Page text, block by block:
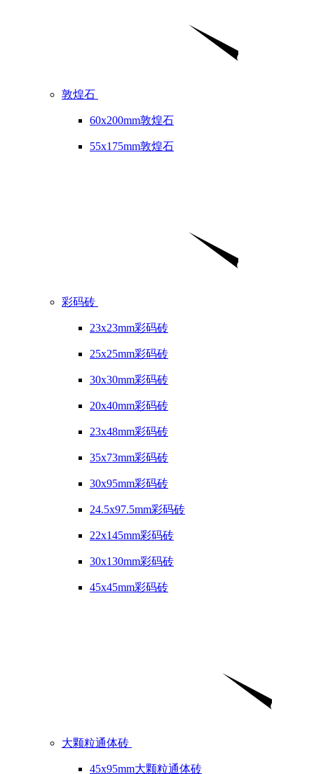
敦煌石
60x200mm敦煌石
55x175mm敦煌石
彩码砖
23x23mm彩码砖
25x25mm彩码砖
30x30mm彩码砖
20x40mm彩码砖
23x48mm彩码砖
35x73mm彩码砖
30x95mm彩码砖
24.5x97.5mm彩码砖
22x145mm彩码砖
30x130mm彩码砖
45x45mm彩码砖
大颗粒通体砖
45x95mm大颗粒通体砖